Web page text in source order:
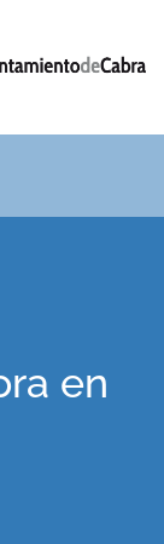
en